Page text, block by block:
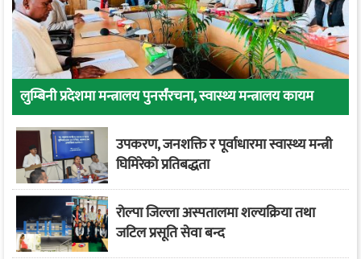
लुम्बिनी प्रदेशमा मन्त्रालय पुनर्संरचना, स्वास्थ्य मन्त्रालय कायम
उपकरण, जनशक्ति र पूर्वाधारमा स्वास्थ्य मन्त्री
घिमिरेको प्रतिबद्धता
रोल्पा जिल्ला अस्पतालमा शल्यक्रिया तथा
जटिल प्रसूति सेवा बन्द